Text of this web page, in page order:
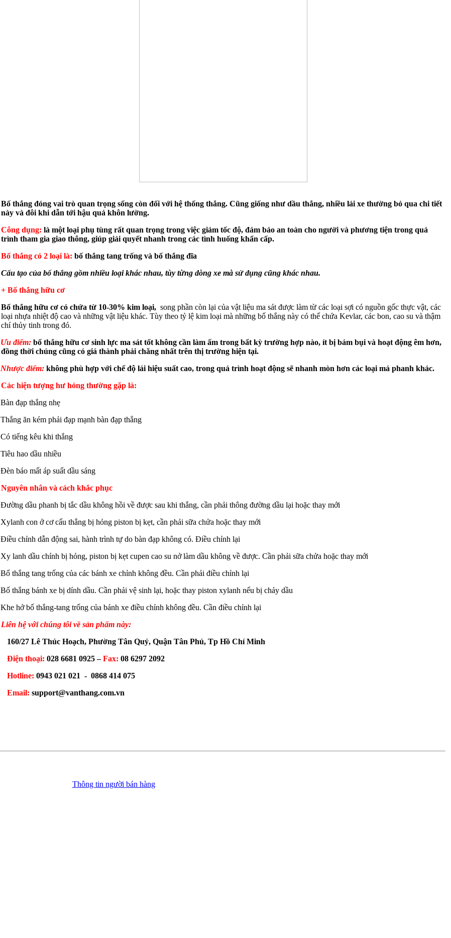
Bố thắng đóng vai trò quan trọng sống còn đối với hệ thống thắng. Cũng giống như dầu thắng, nhiều lái xe thường bỏ qua chi tiết
này và đôi khi dẫn tới hậu quả khôn lường.
Công dụng: là một loại phụ tùng rất quan trọng trong việc giảm tốc độ, đảm bảo an toàn cho người và phương tiện trong quá
trình tham gia giao thông, giúp giải quyết nhanh trong các tình huống khẩn cấp.
Bố thắng có 2 loại là: bố thắng tang trống và bố thắng đĩa
Cấu tạo của bố thắng gồm nhiều loại khác nhau, tùy từng dòng xe mà sử dụng cũng khác nhau.
+ Bố thắng hữu cơ
Bố thắng hữu cơ có chứa từ 10-30% kim loại, song phần còn lại của vật liệu ma sát được làm từ các loại sợi có nguồn gốc thực vật, các
loại nhựa nhiệt độ cao và những vật liệu khác. Tùy theo tỷ lệ kim loại mà những bố thắng này có thể chứa Kevlar, các bon, cao su và thậm
chí thủy tinh trong đó.
Ưu điểm: bố thắng hữu cơ sinh lực ma sát tốt không cần làm ấm trong bất kỳ trường hợp nào, ít bị bám bụi và hoạt động êm hơn,
đồng thời chúng cũng có giá thành phải chăng nhất trên thị trường hiện tại.
Nhược điểm: không phù hợp với chế độ lái hiệu suất cao, trong quá trình hoạt động sẽ nhanh mòn hơn các loại má phanh khác.
Các hiện tượng hư hỏng thường gặp là:
Bàn đạp thắng nhẹ
Thắng ăn kém phải đạp mạnh bàn đạp thắng
Có tiếng kêu khi thắng
Tiêu hao dầu nhiều
Đèn báo mất áp suất dầu sáng
Nguyên nhân và cách khắc phục
Đường dầu phanh bị tắc dầu không hồi về được sau khi thắng, cần phải thông đường dầu lại hoặc thay mới
Xylanh con ở cơ cấu thắng bị hỏng piston bị kẹt, cần phải sữa chửa hoặc thay mới
Điều chỉnh dẫn động sai, hành trình tự do bàn đạp không có. Điều chỉnh lại
Xy lanh dầu chính bị hỏng, piston bị kẹt cupen cao su nở làm dầu không về được. Cần phải sữa chửa hoặc thay mới
Bố thắng tang trống của các bánh xe chỉnh không đều. Cần phải điều chỉnh lại
Bố thắng bánh xe bị dính dầu. Cần phải vệ sinh lại, hoặc thay piston xylanh nếu bị chảy dầu
Khe hở bố thắng-tang trống của bánh xe điều chỉnh không đều. Cần điều chỉnh lại
Liên hệ với chúng tôi về sản phẩm này:
160/27 Lê Thúc Hoạch, Phường Tân Quý, Quận Tân Phú, Tp Hồ Chí Minh
Điện thoại: 028 6681 0925–Fax: 08 6297 2092
Hotline: 0943 021 021 - 0868 414 075
Email: support@vanthang.com.vn
Thông tin người bán hàng